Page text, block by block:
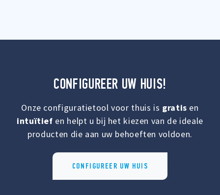
CONFIGUREER UW HUIS!
Onze configuratietool voor thuis is gratis en
intuïtief en helpt u bij het kiezen van de ideale
producten die aan uw behoeften voldoen.
CONFIGUREER UW HUIS